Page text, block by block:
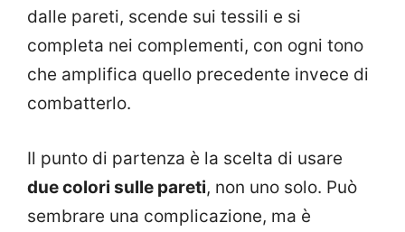
dalle pareti, scende sui tessili e si
completa nei complementi, con ogni tono
che amplifica quello precedente invece di
combatterlo.
Il punto di partenza è la scelta di usare
due colori sulle pareti, non uno solo. Può
sembrare una complicazione, ma è